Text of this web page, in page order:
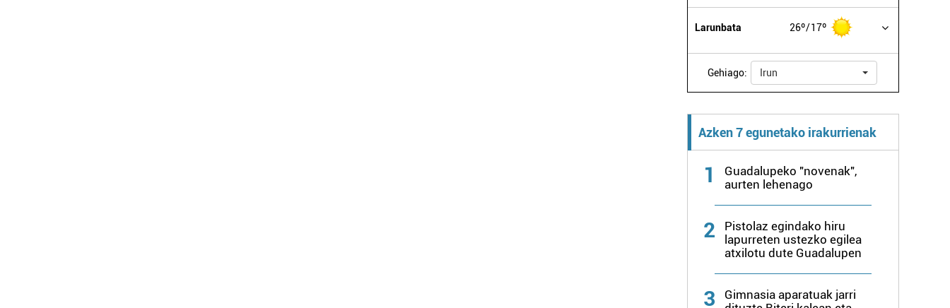
Larunbata 26º 17º
Gehiago: Irun
Azken 7 egunetako irakurrienak
1
Guadalupeko "novenak",
aurten lehenago
2
Pistolaz egindako hiru
lapurreten ustezko egilea
atxilotu dute Guadalupen
3
Gimnasia aparatuak jarri